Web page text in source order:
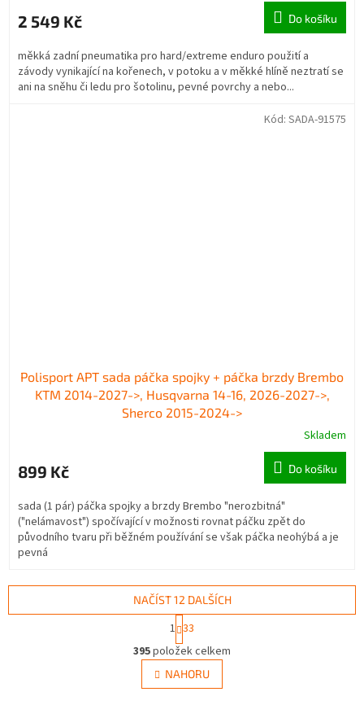
2 549 Kč Do košíku
měkká zadní pneumatika pro hard/extreme enduro použití a
závody vynikající na kořenech, v potoku a v měkké hlíně neztratí se
ani na sněhu či ledu pro šotolinu, pevné povrchy a nebo...
Polisport APT sada páčka spojky + páčka brzdy Brembo
KTM 2014-2027->, Husqvarna 14-16, 2026-2027->,
Sherco 2015-2024->
Skladem
899 Kč Do košíku
sada (1 pár) páčka spojky a brzdy Brembo "nerozbitná"
("nelámavost") spočívající v možnosti rovnat páčku zpět do
původního tvaru při běžném používání se však páčka neohýbá a je
pevná
Kód: SADA-91575
O
v
l
á
NAČÍST 12 DALŠÍCH
S
t
r
á
n
k
1 33
395položek celkem
NAHORU